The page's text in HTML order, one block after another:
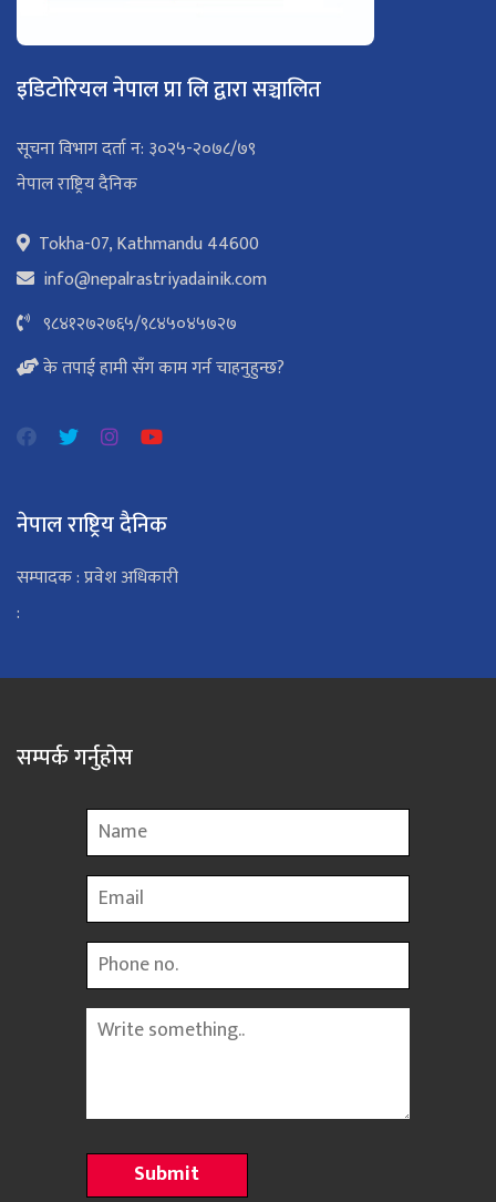
इडिटोरियल नेपाल प्रा लि द्वारा सञ्चालित
सूचना विभाग दर्ता न: ३०२५-२०७८/७९
नेपाल राष्ट्रिय दैनिक
Tokha-07, Kathmandu 44600
info@nepalrastriyadainik.com
९८४१२७२७६५/९८४५०४५७२७
के तपाई हामी सँग काम गर्न चाहनुहुन्छ?
नेपाल राष्ट्रिय दैनिक
सम्पादक : प्रवेश अधिकारी
:
सम्पर्क गर्नुहोस
Name
Email
Phone
Message